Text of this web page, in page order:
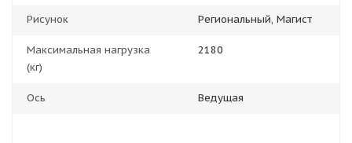
Рисунок Региональный, Магист
Максимальная нагрузка
(кг)
2180
Ось Ведущая